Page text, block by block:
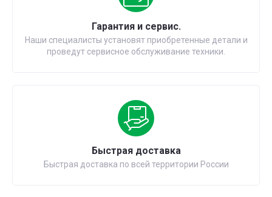
Гарантия и сервис.
Наши специалисты установят приобретенные детали и
проведут сервисное обслуживание техники.
Быстрая доставка
Быстрая доставка по всей территории России